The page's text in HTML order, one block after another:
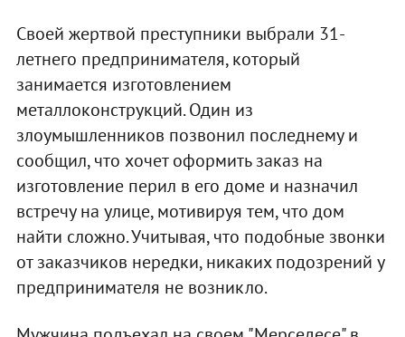
Своей жертвой преступники выбрали 31-
летнего предпринимателя, который
занимается изготовлением
металлоконструкций. Один из
злоумышленников позвонил последнему и
сообщил, что хочет оформить заказ на
изготовление перил в его доме и назначил
встречу на улице, мотивируя тем, что дом
найти сложно. Учитывая, что подобные звонки
от заказчиков нередки, никаких подозрений у
предпринимателя не возникло.